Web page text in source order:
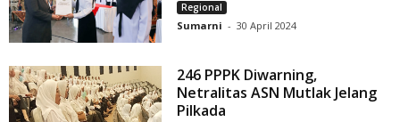
Regional
Sumarni - 30 April 2024
246 PPPK Diwarning,
Netralitas ASN Mutlak Jelang
Pilkada